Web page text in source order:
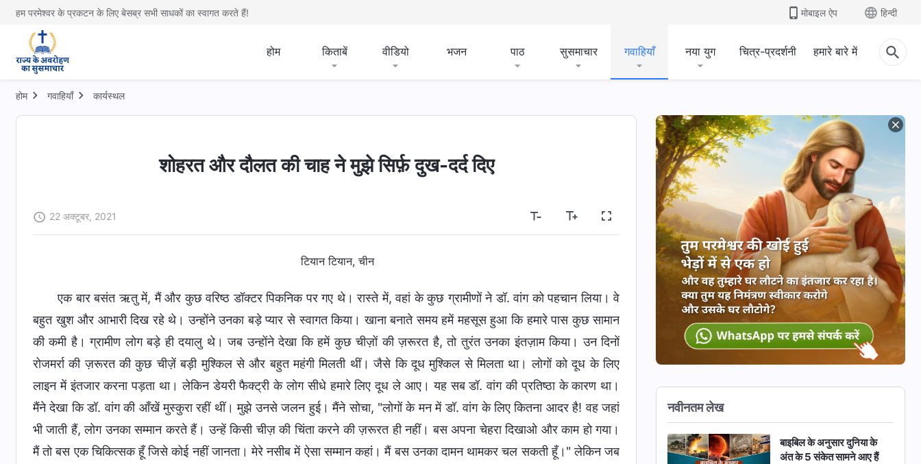
हम परमेश्वर के प्रकटन के लिए बेसब्र सभी साधकों का स्वागत करते हैं! मोबाइल ऐप हिन्दी
होम किताबें वीडियो भजन पाठ सुसमाचार गवाहियाँ नया युग चित्र-प्रदर्शनी हमारे बारे में
होम गवाहियाँ कार्यस्थल
शोहरत और दौलत की चाह ने मुझे सिर्फ़ दुख-दर्द दिए
22 अक्टूबर, 2021
टियान टियान, चीन
एक बार बसंत ऋतु में, मैं और कुछ वरिष्ठ डॉक्टर पिकनिक पर गए थे। रास्ते में, वहां के कुछ ग्रामीणों ने डॉ. वांग को पहचान लिया। वे
बहुत खुश और आभारी दिख रहे थे। उन्होंने उनका बड़े प्यार से स्वागत किया। खाना बनाते समय हमें महसूस हुआ कि हमारे पास कुछ सामान
की कमी है। ग्रामीण लोग बड़े ही दयालु थे। जब उन्होंने देखा कि हमें कुछ चीज़ों की ज़रूरत है, तो तुरंत उनका इंतज़ाम किया। उन दिनों
रोजमर्रा की ज़रूरत की कुछ चीज़ें बड़ी मुश्किल से और बहुत महंगी मिलती थीं। जैसे कि दूध मुश्किल से मिलता था। लोगों को दूध के लिए
लाइन में इंतजार करना पड़ता था। लेकिन डेयरी फैक्ट्री के लोग सीधे हमारे लिए दूध ले आए। यह सब डॉ. वांग की प्रतिष्ठा के कारण था।
मैंने देखा कि डॉ. वांग की आँखें मुस्कुरा रहीं थीं। मुझे उनसे जलन हुई। मैंने सोचा, "लोगों के मन में डॉ. वांग के लिए कितना आदर है! वह जहां
भी जाती हैं, लोग उनका सम्मान करते हैं। उन्हें किसी चीज़ की चिंता करने की ज़रूरत ही नहीं। बस अपना चेहरा दिखाओ और काम हो गया।
मैं तो बस एक चिकित्सक हूँ जिसे कोई नहीं जानता। मेरे नसीब में ऐसा सम्मान कहां। मैं बस उनका दामन थामकर चल सकती हूँ।" लेकिन जब
नवीनतम लेख
बाइबिल के अनुसार दुनिया के
अंत के 5 संकेत सामने आए हैं